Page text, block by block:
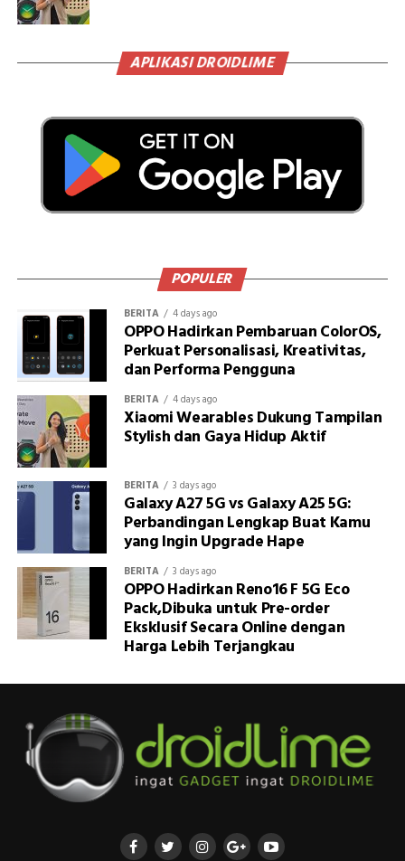
APLIKASI DROIDLIME
POPULER
BERITA 4 days ago
OPPO Hadirkan Pembaruan ColorOS,
Perkuat Personalisasi, Kreativitas,
dan Performa Pengguna
BERITA 4 days ago
Xiaomi Wearables Dukung Tampilan
Stylish dan Gaya Hidup Aktif
BERITA 3 days ago
Galaxy A27 5G vs Galaxy A25 5G:
Perbandingan Lengkap Buat Kamu
yang Ingin Upgrade Hape
BERITA 3 days ago
OPPO Hadirkan Reno16 F 5G Eco
Pack,Dibuka untuk Pre-order
Eksklusif Secara Online dengan
Harga Lebih Terjangkau